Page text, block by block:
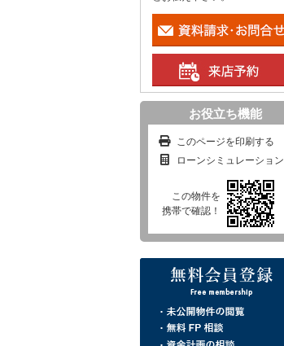
お役立ち機能
このページを印刷する
ローンシミュレーション
この物件を
携帯で確認！